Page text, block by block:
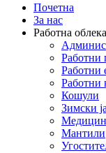
Почетна
За нас
Работна облека
Работни
Работни
Работни
Кошули
Зимски
Мантили